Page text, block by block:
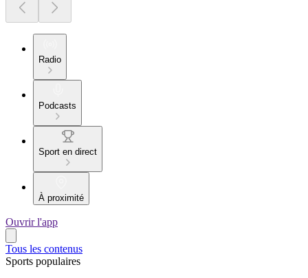
Radio
Podcasts
Sport en direct
À proximité
Ouvrir l'app
Tous les contenus
Sports populaires